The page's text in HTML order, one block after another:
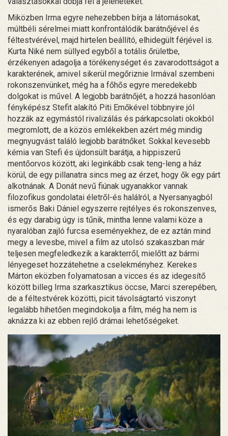
Miközben Irma egyre nehezebben bírja a látomásokat,
múltbéli sérelmei miatt konfrontálódik barátnőjével és
féltestvérével, majd hirtelen beállító, elhidegült férjével is.
Kurta Niké nem süllyed egyből a totális őrületbe,
érzékenyen adagolja a törékenységet és zavarodottságot a
karakterének, amivel sikerül megőriznie Irmával szembeni
rokonszenvünket, még ha a főhős egyre meredekebb
dolgokat is művel. A legjobb barátnőjét, a hozzá hasonlóan
fényképész Stefit alakító Piti Emőkével többnyire jól
hozzák az egymástól rivalizálás és párkapcsolati okokból
megromlott, de a közös emlékekben azért még mindig
megnyugvást találó legjobb barátnőket. Sokkal kevesebb
kémia van Stefi és újdonsült barátja, a hippiszerű
mentőorvos között, aki leginkább csak teng-leng a ház
körül, de egy pillanatra sincs meg az érzet, hogy ők egy párt
alkotnának. A Donát nevű fiúnak ugyanakkor vannak
filozofikus gondolatai életről-és halálról, a Nyersanyagból
ismerős Baki Dániel egyszerre rejtélyes és rokonszenves,
és egy darabig úgy is tűnik, mintha lenne valami köze a
nyaralóban zajló furcsa eseményekhez, de ez aztán mind
megy a levesbe, mivel a film az utolsó szakaszban már
teljesen megfeledkezik a karakterről, mielőtt az bármi
lényegeset hozzátehetne a cselekményhez. Kerekes
Márton eközben folyamatosan a vicces és az idegesítő
között billeg Irma szarkasztikus öccse, Marci szerepében,
de a féltestvérek közötti, picit távolságtartó viszonyt
legalább hihetően megindokolja a film, még ha nem is
aknázza ki az ebben rejlő drámai lehetőségeket.